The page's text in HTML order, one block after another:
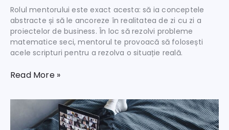
Rolul mentorului este exact acesta: să ia conceptele
abstracte și să le ancoreze în realitatea de zi cu zi a
proiectelor de business. În loc să rezolvi probleme
matematice seci, mentorul te provoacă să folosești
acele scripturi pentru a rezolva o situație reală.
Read More »